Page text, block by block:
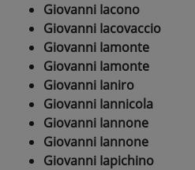
Giovanni Iacono
Giovanni Iacovaccio
Giovanni Iamonte
Giovanni Iamonte
Giovanni Ianiro
Giovanni Iannicola
Giovanni Iannone
Giovanni Iannone
Giovanni Iapichino